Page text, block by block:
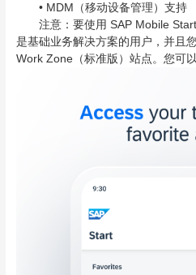
• MDM（移动设备管理）支持
注意：要使用 SAP Mobile Start
是基础业务解决方案的用户，并且
Work Zone（标准版）站点。您可